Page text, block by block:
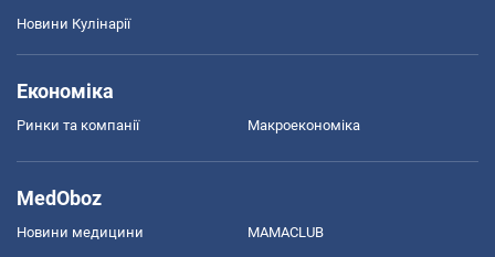
Новини Кулінарії
Економіка
Ринки та компанії Макроекономіка
MedOboz
Новини медицини MAMACLUB